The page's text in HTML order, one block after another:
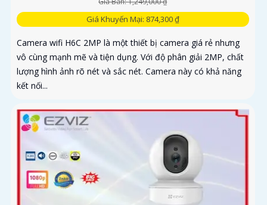
Giá Khuyến Mại: 874,300 ₫
Camera wifi H6C 2MP là một thiết bị camera giá rẻ nhưng
vô cùng mạnh mẽ và tiện dụng. Với độ phân giải 2MP, chất
lượng hình ảnh rõ nét và sắc nét. Camera này có khả năng
kết nối...